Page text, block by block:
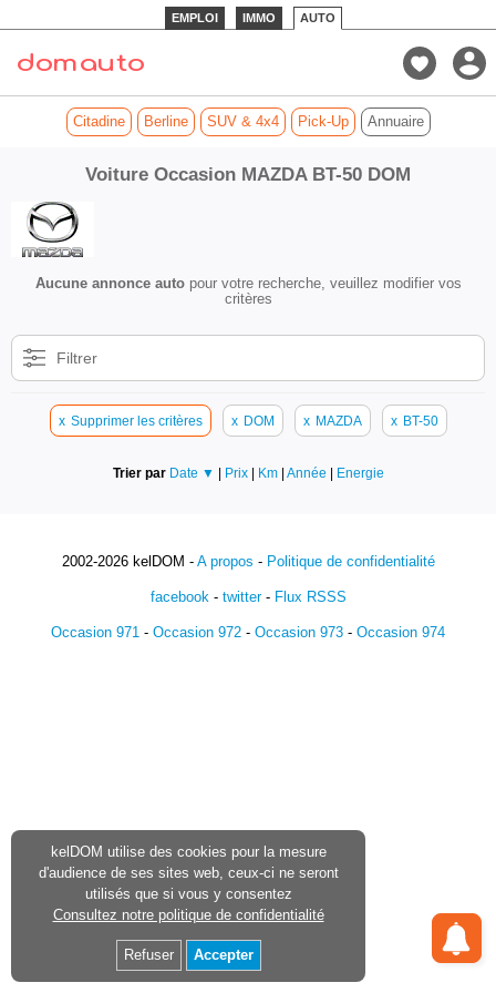
EMPLOI IMMO AUTO
Citadine Berline SUV & 4x4 Pick-Up Annuaire
Voiture Occasion MAZDA BT-50 DOM
Aucune annonce autopour votre recherche, veuillez modifier vos
critères
Filtrer
x Supprimer les critères x DOM x MAZDA x BT-50
Trier par Date ▼ | Prix | Km | Année | Energie
2002-2026 kelDOM - A propos - Politique de confidentialité
facebook- twitter- Flux RSSS
Occasion 971 - Occasion 972 - Occasion 973 - Occasion 974
kelDOM utilise des cookies pour la mesure
d'audience de ses sites web, ceux-ci ne seront
utilisés que si vous y consentez
Consultez notre politique de confidentialité
Refuser Accepter